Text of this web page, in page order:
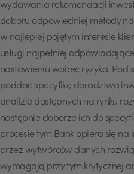
wydawania rekomendacji
doboru odpowiedniej metody
w najlepiej pojętym interesie
usługi najpełniej
nastawieniu wobec ryzyka. Pod
poddać specyfikę doradztwa
analizie dostępnych na rynku
następnie doborze ich do
procesie tym Bank opiera się
przez wytwórców danych
wymagają przy tym krytycznej